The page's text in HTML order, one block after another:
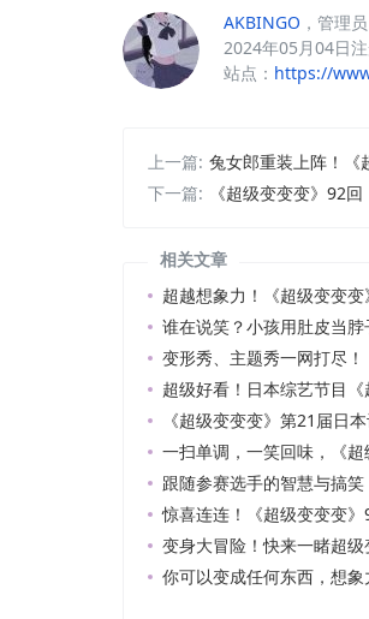
AKBINGO ，管理员
2024年05月04日
站点： https://
上一篇: 兔女郎重装上阵！《
下一篇:
《超级变变变》92
相关文章
超越想象力！《超级变变
谁在说笑？小孩用肚皮当
变形秀、主题秀一网打尽
超级好看！日本综艺节目
《超级变变变》第21届日
一扫单调，一笑回味，《
跟随参赛选手的智慧与搞
惊喜连连！《超级变变变
变身大冒险！快来一睹超
你可以变成任何东西，想